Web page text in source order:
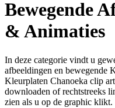
Bewegende
& Animaties
In deze categorie vindt u
afbeeldingen en bewegende
Kleurplaten Chanoeka clip
downloaden of rechtstreeks
zien als u op de graphic klikt.